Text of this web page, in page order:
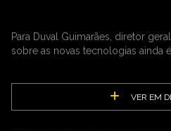
Para Duval Guimarães, diretor
sobre as novas tecnologias ainda
VER EM